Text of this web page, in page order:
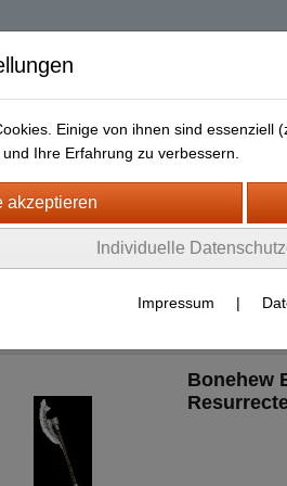
Diablo 2
Liefer- und Versandkosten
+ ROTW Softcore Non Ladder
5)
Bonehew
Einige von ihnen sind
Ihre Erfahrung zu verbessern.
Individuelle
Impressum |